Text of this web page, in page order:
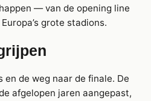
— van de opening line
grote stadions.
en de weg naar de finale. De
afgelopen jaren aangepast,